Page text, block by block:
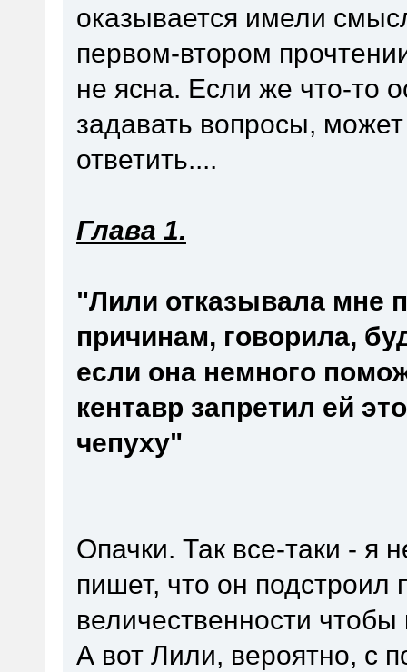
оказывается имели
первом-втором
не ясна. Если же что-то
задавать вопросы,
ответить....
Глава 1.
"Лили отказывала мне
причинам, говорила,
если она немного
кентавр запретил ей
чепуху"
Опачки. Так все-таки - я
пишет, что он
величественности
А вот Лили, вероятно, с